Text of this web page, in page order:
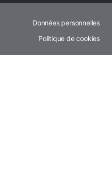
Données personnelles
Politique de cookies